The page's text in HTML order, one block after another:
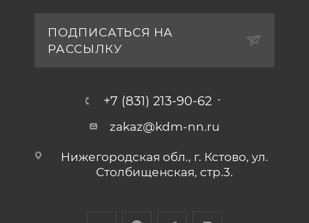
ПОДПИСАТЬСЯ НА
РАССЫЛКУ
+7 (831) 213-90-62
zakaz@kdm-nn.ru
Нижегородская обл., г. Кстово, ул.
Столбищенская, стр.3.